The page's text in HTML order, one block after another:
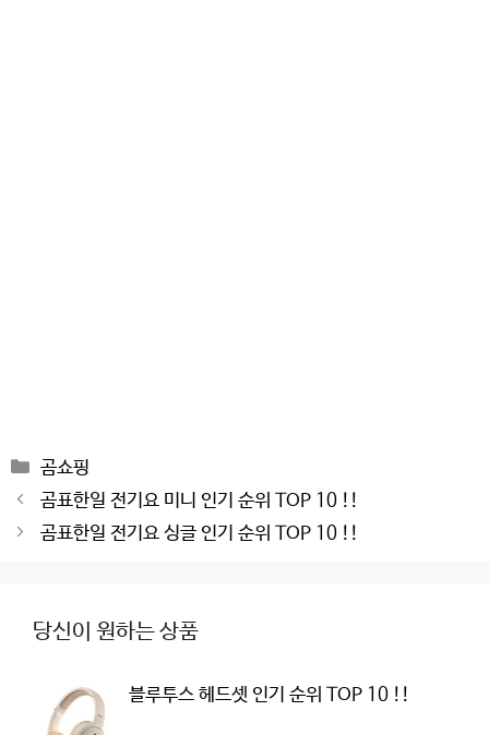
Categories
곰쇼핑
Post
navigation
곰표한일 전기요 미니 인기 순위 TOP 10 !!
곰표한일 전기요 싱글 인기 순위 TOP 10 !!
당신이 원하는 상품
블루투스 헤드셋 인기 순위 TOP 10 !!